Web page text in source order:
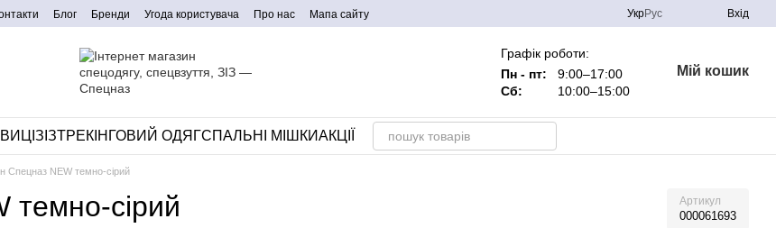
Блог Бренди Угода користувача Про нас Мапа сайту УкрРус Вхід
Графік роботи:
Пн - пт:
9:00–17:00
Сб:
10:00–15:00
Мій кошик
ЗІЗТРЕКІНГОВИЙ ОДЯГСПАЛЬНІ МІШКИАКЦІЇ
Спецназ NEW темно-сірий
темно-сірий Артикул
000061693